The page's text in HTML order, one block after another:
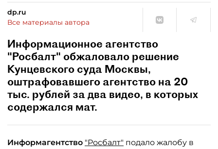
dp.ru
Все материалы автора
Информационное агентство
"Росбалт" обжаловало решение
Кунцевского суда Москвы,
оштрафовавшего агентство на 20
тыс. рублей за два видео, в которых
содержался мат.
Информагентство "Росбалт" подало жалобу в